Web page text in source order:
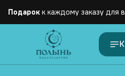
Бесплатная доставка по